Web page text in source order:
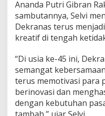
Ananda Putri Gibran
sambutannya, Selvi
Dekranas terus
kreatif di tengah
“Di usia ke-45 ini,
semangat
terus memotivasi para
berinovasi dan
dengan kebutuhan